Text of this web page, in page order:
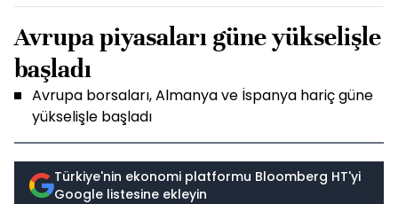
Avrupa piyasaları güne yükselişle
başladı
Avrupa borsaları, Almanya ve İspanya hariç güne
yükselişle başladı
Türkiye'nin ekonomi platformu Bloomberg HT'yi
Google listesine ekleyin